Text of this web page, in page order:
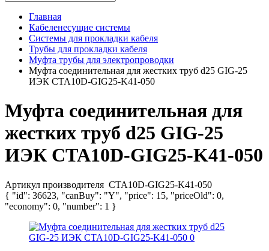
Главная
Кабеленесущие системы
Системы для прокладки кабеля
Трубы для прокладки кабеля
Муфта трубы для электропроводки
Муфта соединительная для жестких труб d25 GIG-25
ИЭК CTA10D-GIG25-K41-050
Муфта соединительная для
жестких труб d25 GIG-25
ИЭК CTA10D-GIG25-K41-050
Артикул производителя CTA10D-GIG25-K41-050
{ "id": 36623, "canBuy": "Y", "price": 15, "priceOld": 0,
"economy": 0, "number": 1 }